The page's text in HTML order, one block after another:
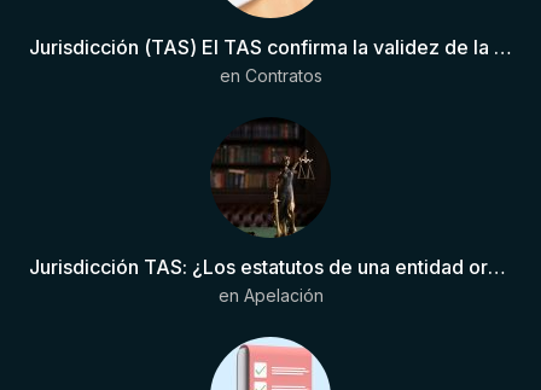
Jurisdicción (TAS) El TAS confirma la validez de la cláusula de sumisión jurisdiccional en el contrato del futbolista.
en Contratos
Jurisdicción TAS: ¿Los estatutos de una entidad organizadora de una liga de fútbol pueden otorgar competencia de forma directa al TAS?
en Apelación